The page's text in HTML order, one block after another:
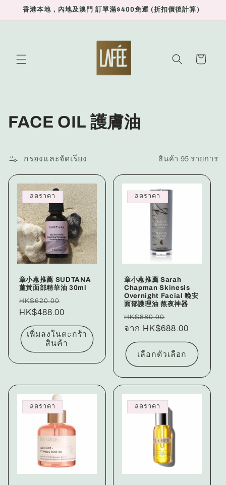
ยัง
เนื้อหา
香港本地，內地及澳門 訂單滿$400免運 (折扣價後計算）
สินค้า
ค
ล
เ
ล
ก
ชั
น
FACE OIL 護膚油
กรองและจัดเรียง สินค้า 95 รายการ
ลดราคา
章小蕙推薦 SUDTANA
薑黃面部精華油 30ml
ราคา
ปกติ
HK$620.00
HK$488.00
เพิ่มลงในตะกร้า
สินค้า
ลดราคา
章小蕙推薦 Sarah
Chapman Skinesis
Overnight Facial 晚安
面部護理油 熬夜神器
ราคา
ปกติ
HK$880.00
โปรโมชัน
จาก HK$688.00
เลือกตัวเลือก
ลดราคา ลดราคา